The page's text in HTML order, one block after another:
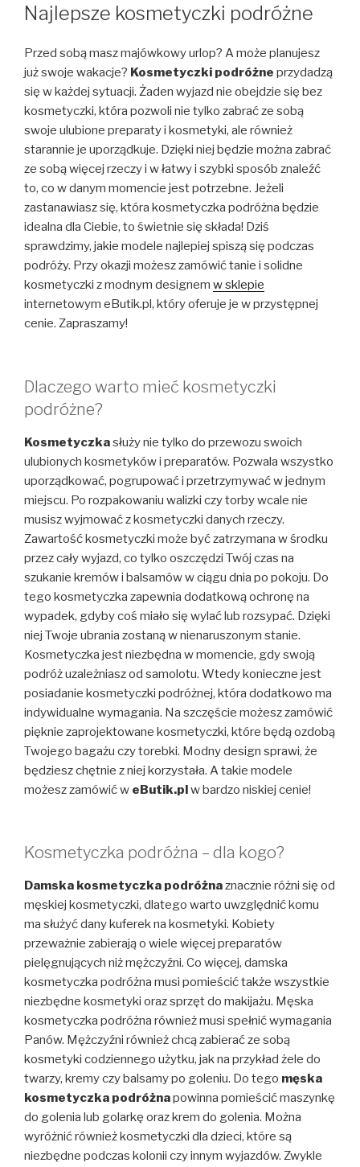
WNajlepsze kosmetyczki podróżne
Przed sobą masz majówkowy urlop? A może planujesz
już swoje wakacje? Kosmetyczki podróżne przydadzą
się w każdej sytuacji. Żaden wyjazd nie obejdzie się bez
kosmetyczki, która pozwoli nie tylko zabrać ze sobą
swoje ulubione preparaty i kosmetyki, ale również
starannie je uporządkuje. Dzięki niej będzie można zabrać
ze sobą więcej rzeczy i w łatwy i szybki sposób znaleźć
to, co w danym momencie jest potrzebne. Jeżeli
zastanawiasz się, która kosmetyczka podróżna będzie
idealna dla Ciebie, to świetnie się składa! Dziś
sprawdzimy, jakie modele najlepiej spiszą się podczas
podróży. Przy okazji możesz zamówić tanie i solidne
kosmetyczki z modnym designem w sklepie
internetowym eButik.pl, który oferuje je w przystępnej
cenie. Zapraszamy!
Dlaczego warto mieć kosmetyczki
podróżne?
Kosmetyczkasłuży nie tylko do przewozu swoich
ulubionych kosmetyków i preparatów. Pozwala wszystko
uporządkować, pogrupować i przetrzymywać w jednym
miejscu. Po rozpakowaniu walizki czy torby wcale nie
musisz wyjmować z kosmetyczki danych rzeczy.
Zawartość kosmetyczki może być zatrzymana w środku
przez cały wyjazd, co tylko oszczędzi Twój czas na
szukanie kremów i balsamów w ciągu dnia po pokoju. Do
tego kosmetyczka zapewnia dodatkową ochronę na
wypadek, gdyby coś miało się wylać lub rozsypać. Dzięki
niej Twoje ubrania zostaną w nienaruszonym stanie.
Kosmetyczka jest niezbędna w momencie, gdy swoją
podróż uzależniasz od samolotu. Wtedy konieczne jest
posiadanie kosmetyczki podróżnej, która dodatkowo ma
indywidualne wymagania. Na szczęście możesz zamówić
pięknie zaprojektowane kosmetyczki, które będą ozdobą
Twojego bagażu czy torebki. Modny design sprawi, że
będziesz chętnie z niej korzystała. A takie modele
możesz zamówić w eButik.plw bardzo niskiej cenie!
Kosmetyczka podróżna – dla kogo?
Damska kosmetyczka podróżnaznacznie różni się od
męskiej kosmetyczki, dlatego warto uwzględnić komu
ma służyć dany kuferek na kosmetyki. Kobiety
przeważnie zabierają o wiele więcej preparatów
pielęgnujących niż mężczyźni. Co więcej, damska
kosmetyczka podróżna musi pomieścić także wszystkie
niezbędne kosmetyki oraz sprzęt do makijażu. Męska
kosmetyczka podróżna również musi spełnić wymagania
Panów. Mężczyźni również chcą zabierać ze sobą
kosmetyki codziennego użytku, jak na przykład żele do
twarzy, kremy czy balsamy po goleniu. Do tego męska
kosmetyczka podróżnapowinna pomieścić maszynkę
do golenia lub golarkę oraz krem do golenia. Można
wyróżnić również kosmetyczki dla dzieci, które są
niezbędne podczas kolonii czy innym wyjazdów. Zwykle